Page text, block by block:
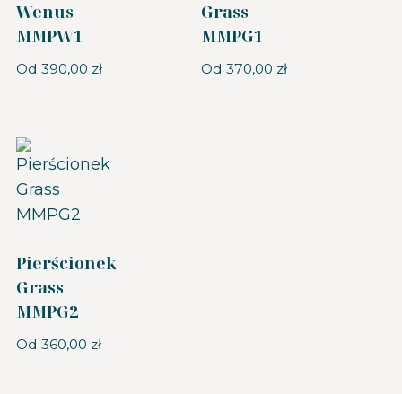
Wenus
MMPW1
Od 390,00 zł
Grass
MMPG1
Od 370,00 zł
Pierścionek
Grass
MMPG2
Od 360,00 zł